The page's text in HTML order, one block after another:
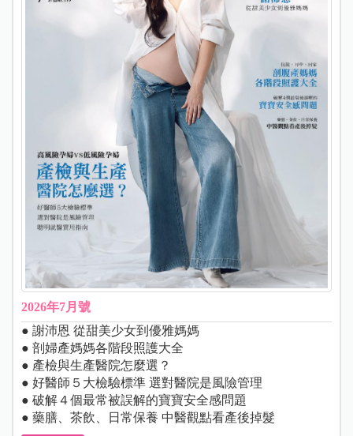
2026年7月號
● 謝沛恩 從甜美少女到優雅媽媽
● 剖婦產媽媽各階段照護大全
● 產檢與生產醫院怎麼選？
● 好醫師５大檢驗標準 選對醫院是風險管理
● 破解４個最常被誤解的寶寶安全感問題
● 藥膳、茶飲、日常保養 中醫觀點看產後掉髮